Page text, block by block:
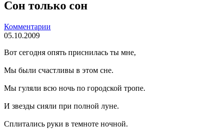
Сон только сон
Комментарии
05.10.2009
Вот сегодня опять приснилась ты мне,
Мы были счастливы в этом сне.
Мы гуляли всю ночь по городской тропе.
И звезды сияли при полной луне.
Сплитались руки в темноте ночной.